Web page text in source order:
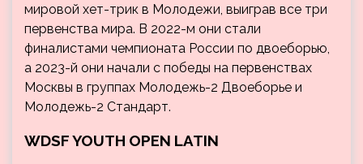
мировой хет-трик в Молодежи, выиграв все три
первенства мира. В 2022-м они стали
финалистами чемпионата России по двоеборью,
а 2023-й они начали с победы на первенствах
Москвы в группах Молодежь-2 Двоеборье и
Молодежь-2 Стандарт.
WDSF YOUTH OPEN LATIN